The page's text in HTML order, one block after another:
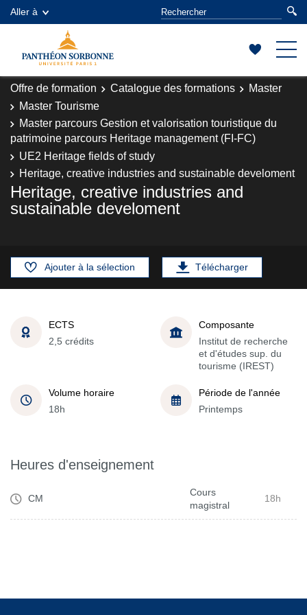
Aller à
Offre de formation Catalogue des formations
Master
Master Tourisme
Master parcours Gestion et valorisation touristique du
patrimoine parcours Heritage management (FI-FC)
UE2 Heritage fields of study
Heritage, creative industries and sustainable develoment
Heritage, creative industries and
sustainable develoment
Ajouter à la sélection Télécharger
ECTS
2,5 crédits
Composante
Institut de recherche
et d'études sup. du
tourisme (IREST)
Volume horaire
18h
Période de l'année
Printemps
Heures d'enseignement
CM
Cours
magistral
18h